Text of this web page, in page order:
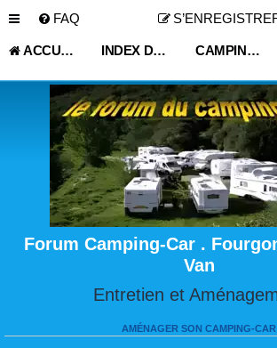
FAQ
ACCUEIL INDEX DU FORUM CAMPING CAR OCCASION PARTICULIER
Forum Camping-Car .
Van
Entretien et
AMÉNAGER SON CAMPING-CAR